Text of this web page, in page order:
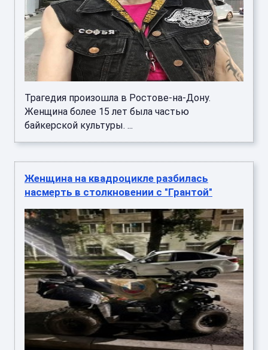
Трагедия произошла в Ростове-на-Дону.
Женщина более 15 лет была частью
байкерской культуры. ...
Женщина на квадроцикле разбилась
насмерть в столкновении с "Грантой"